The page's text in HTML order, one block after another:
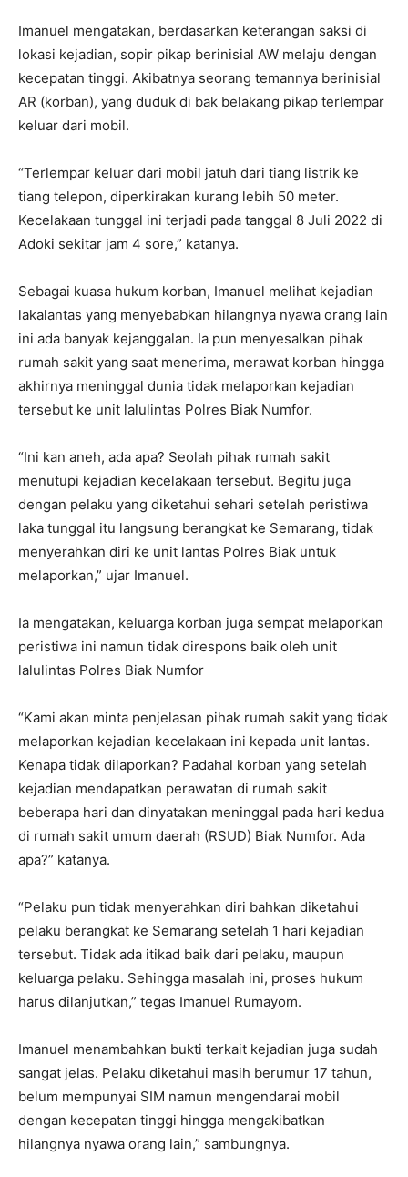
Imanuel mengatakan, berdasarkan keterangan saksi di
lokasi kejadian, sopir pikap berinisial AW melaju dengan
kecepatan tinggi. Akibatnya seorang temannya berinisial
AR (korban), yang duduk di bak belakang pikap terlempar
keluar dari mobil.
“Terlempar keluar dari mobil jatuh dari tiang listrik ke
tiang telepon, diperkirakan kurang lebih 50 meter.
Kecelakaan tunggal ini terjadi pada tanggal 8 Juli 2022 di
Adoki sekitar jam 4 sore,” katanya.
Sebagai kuasa hukum korban, Imanuel melihat kejadian
lakalantas yang menyebabkan hilangnya nyawa orang lain
ini ada banyak kejanggalan. Ia pun menyesalkan pihak
rumah sakit yang saat menerima, merawat korban hingga
akhirnya meninggal dunia tidak melaporkan kejadian
tersebut ke unit lalulintas Polres Biak Numfor.
“Ini kan aneh, ada apa? Seolah pihak rumah sakit
menutupi kejadian kecelakaan tersebut. Begitu juga
dengan pelaku yang diketahui sehari setelah peristiwa
laka tunggal itu langsung berangkat ke Semarang, tidak
menyerahkan diri ke unit lantas Polres Biak untuk
melaporkan,” ujar Imanuel.
Ia mengatakan, keluarga korban juga sempat melaporkan
peristiwa ini namun tidak direspons baik oleh unit
lalulintas Polres Biak Numfor
“Kami akan minta penjelasan pihak rumah sakit yang tidak
melaporkan kejadian kecelakaan ini kepada unit lantas.
Kenapa tidak dilaporkan? Padahal korban yang setelah
kejadian mendapatkan perawatan di rumah sakit
beberapa hari dan dinyatakan meninggal pada hari kedua
di rumah sakit umum daerah (RSUD) Biak Numfor. Ada
apa?” katanya.
“Pelaku pun tidak menyerahkan diri bahkan diketahui
pelaku berangkat ke Semarang setelah 1 hari kejadian
tersebut. Tidak ada itikad baik dari pelaku, maupun
keluarga pelaku. Sehingga masalah ini, proses hukum
harus dilanjutkan,” tegas Imanuel Rumayom.
Imanuel menambahkan bukti terkait kejadian juga sudah
sangat jelas. Pelaku diketahui masih berumur 17 tahun,
belum mempunyai SIM namun mengendarai mobil
dengan kecepatan tinggi hingga mengakibatkan
hilangnya nyawa orang lain,” sambungnya.